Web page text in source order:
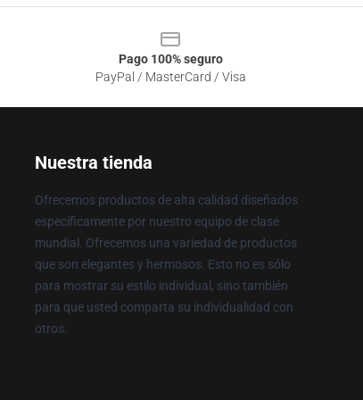
Pago 100% seguro
PayPal / MasterCard / Visa
Nuestra tienda
Ofrecemos productos de alta calidad diseñados
específicamente por nuestro equipo de clase
mundial. Ofrecemos una variedad de productos
que son elegantes y hermosos. Esto no es sólo
para mostrar su estilo individual, sino también
para que usted comparta su individualidad con
otros.